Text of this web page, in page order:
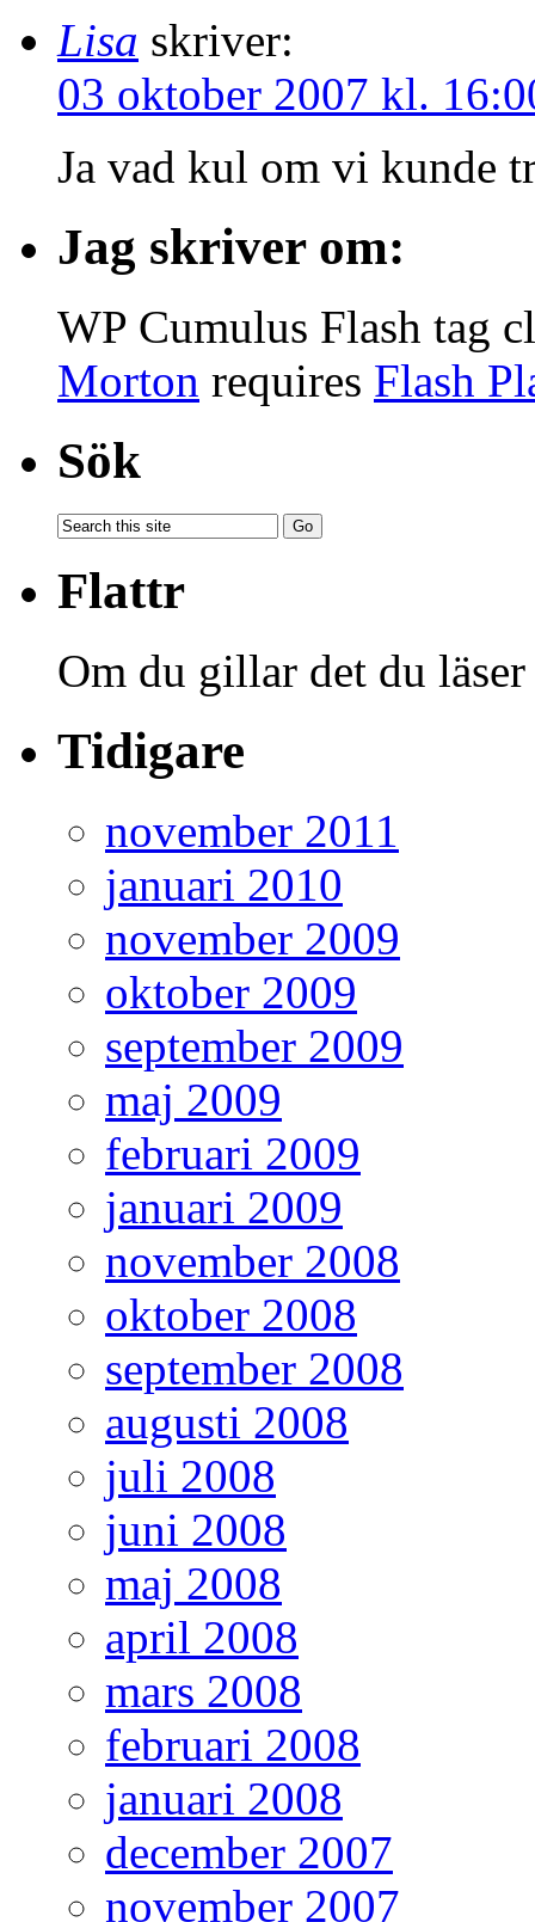
Lisa skriver:
03 oktober 2007 kl.
Ja vad kul om vi kunde
Jag skriver om:
WP Cumulus Flash tag
Morton requires Flash
Sök
Flattr
Om du gillar det du
Tidigare
november 2011
januari 2010
november 2009
oktober 2009
september 2009
maj 2009
februari 2009
januari 2009
november 2008
oktober 2008
september 2008
augusti 2008
juli 2008
juni 2008
maj 2008
april 2008
mars 2008
februari 2008
januari 2008
december 2007
november 2007